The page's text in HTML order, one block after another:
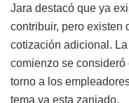
Jara destacó que ya
contribuir, pero existen
cotización adicional.
comienzo se
torno a los
tema ya esta zanjado.